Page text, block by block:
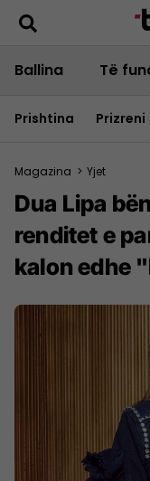
Ballina Të
Prishtina Prizreni
Magazina > Yjet
Dua Lipa
renditet e
kalon edhe